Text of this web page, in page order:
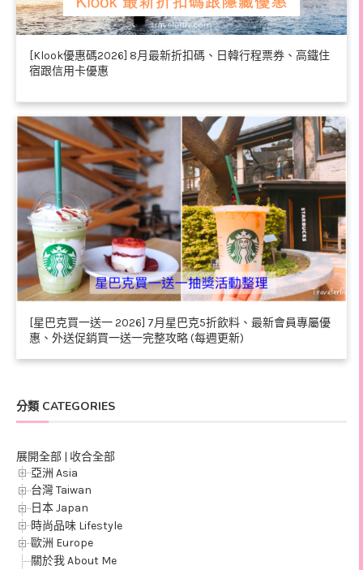
[Klook優惠碼2026] 8月最新折扣碼、日韓行程票券、高鐵住
宿跟信用卡優惠
[星巴克買一送一 2026] 7月星巴克5折飲料、最新會員專屬優
惠、外送促銷買一送一完整攻略 (每週更新)
分類 CATEGORIES
展開全部 | 收合全部
亞洲 Asia
台灣 Taiwan
日本 Japan
時尚品味 Lifestyle
歐洲 Europe
關於我 About Me